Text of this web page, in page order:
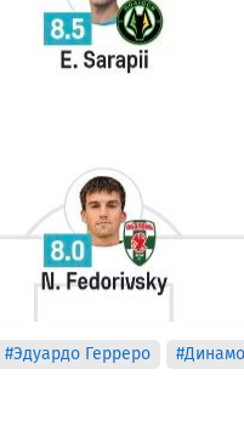
#Эдуардо Герреро #Динамо